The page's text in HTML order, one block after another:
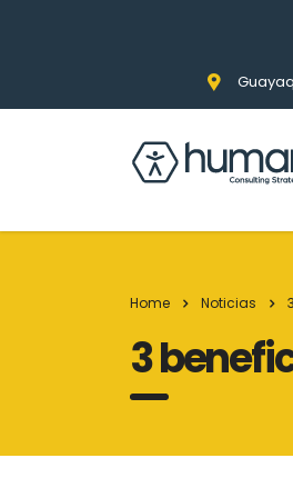
Home Noticias
3